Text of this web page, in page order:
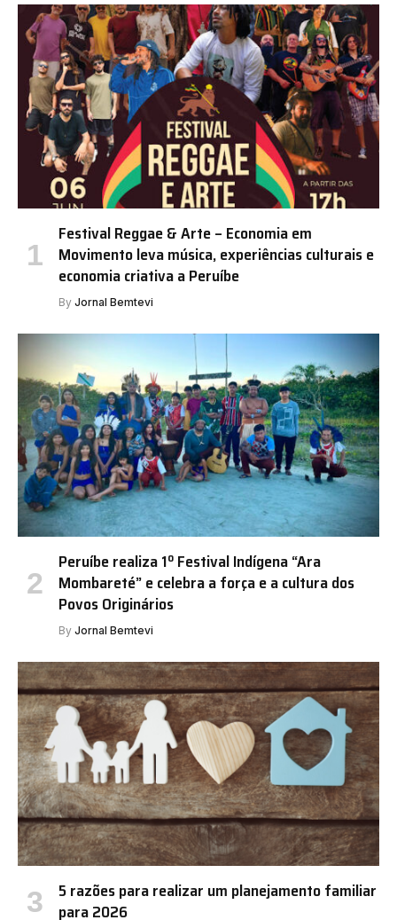
Festival Reggae & Arte – Economia em
Movimento leva música, experiências culturais e
economia criativa a Peruíbe
By Jornal Bemtevi
Peruíbe realiza 1º Festival Indígena “Ara
Mombareté” e celebra a força e a cultura dos
Povos Originários
By Jornal Bemtevi
5 razões para realizar um planejamento familiar
para 2026